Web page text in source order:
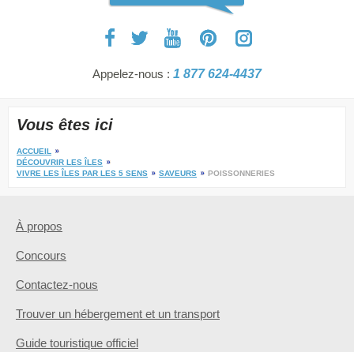
Appelez-nous : 1 877 624-4437
Vous êtes ici
ACCUEIL
DÉCOUVRIR LES ÎLES
VIVRE LES ÎLES PAR LES 5 SENS
SAVEURS POISSONNERIES
À propos
Concours
Contactez-nous
Trouver un hébergement et un transport
Guide touristique officiel